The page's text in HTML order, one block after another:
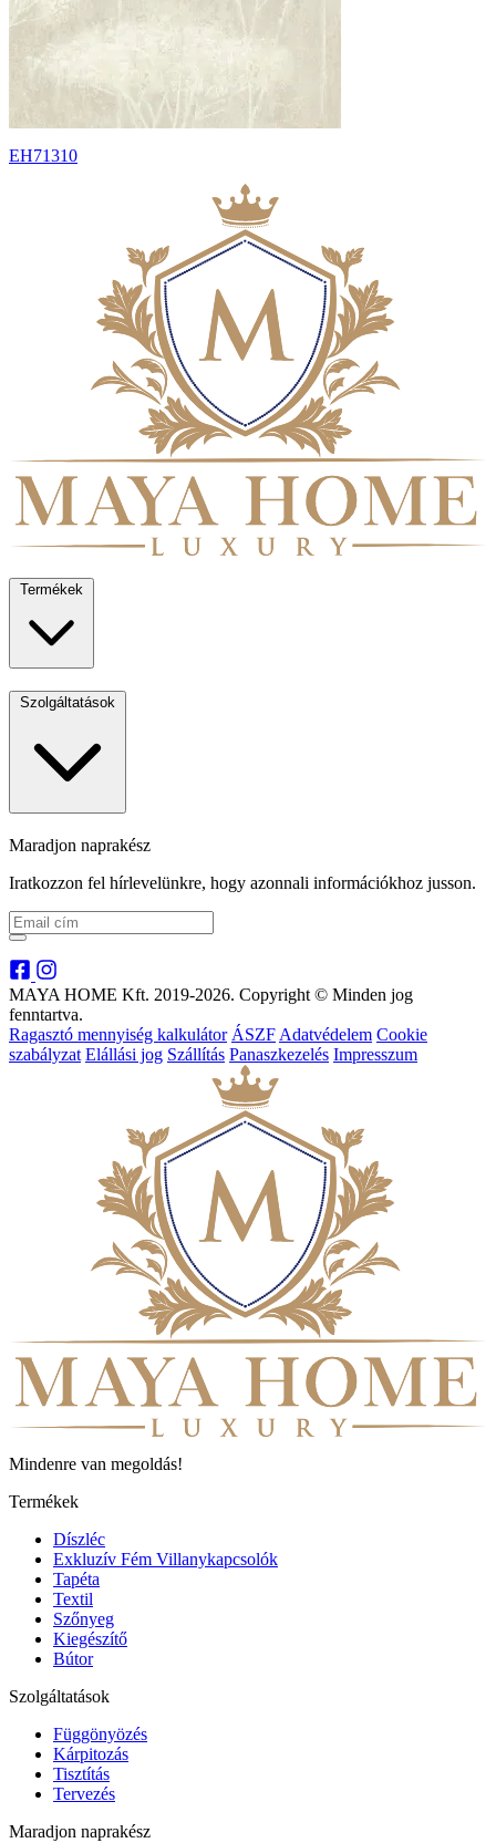
EH71310
Termékek
Szolgáltatások
Maradjon naprakész
Iratkozzon fel hírlevelünkre, hogy azonnali információkhoz jusson.
MAYA HOME Kft. 2019-2026. Copyright © Minden jog
fenntartva.
Ragasztó mennyiség kalkulátor ÁSZF Adatvédelem Cookie
szabályzat Elállási jog Szállítás Panaszkezelés Impresszum
Mindenre van megoldás!
Termékek
Díszléc
Exkluzív Fém Villanykapcsolók
Tapéta
Textil
Szőnyeg
Kiegészítő
Bútor
Szolgáltatások
Függönyözés
Kárpitozás
Tisztítás
Tervezés
Maradjon naprakész